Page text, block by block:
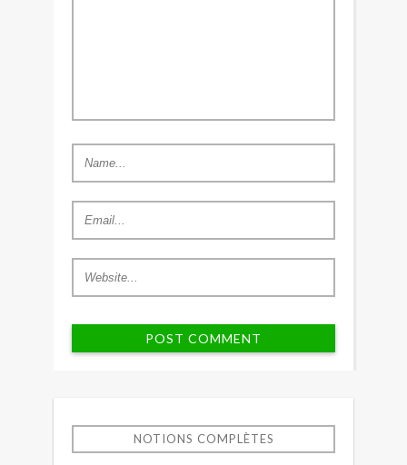
NOTIONS COMPLÈTES